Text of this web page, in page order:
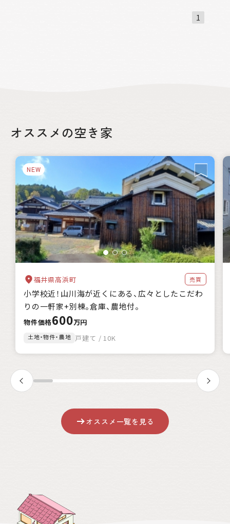
絞り込み
自治体の特徴
海に近い
森林が豊か 暖かい地域
涼しい地域
交通が便利
都市近郊
支援制度
家賃補助
住宅購入補助
リフォーム補助
移住補助
起業補助
キーワード
該当 1件
クリア
葉、冬には雪景色と、四季折々の自然美を楽しむことができる
1
オススメの空き家
NEW
福井県高浜町 売買
小学校近！山川海が近くにある、広々としたこだわ
りの一軒家+別棟。倉庫、農地付。
物件価格600万円
土地・物件・農地 戸建て / 10K
オススメ一覧を見る